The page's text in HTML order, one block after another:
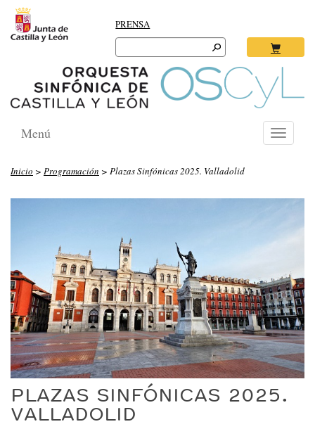
PRENSA
Search
for:
Toggle
Menú
Inicio > Programación > Plazas Sinfónicas 2025. Valladolid
PLAZAS SINFÓNICAS 2025.
VALLADOLID